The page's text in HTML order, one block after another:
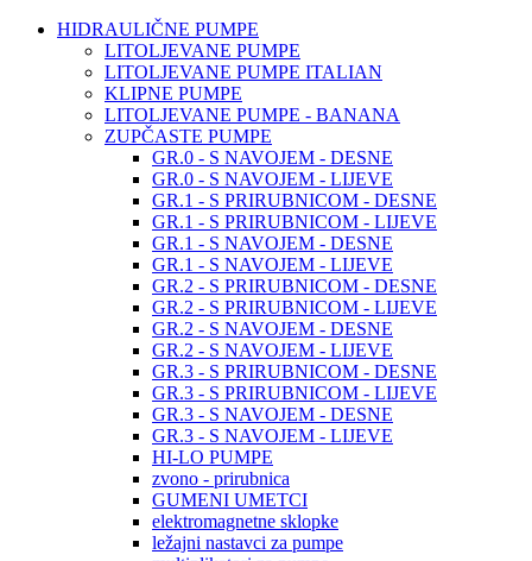
HIDRAULIČNE PUMPE
LITOLJEVANE PUMPE
LITOLJEVANE PUMPE ITALIAN
KLIPNE PUMPE
LITOLJEVANE PUMPE - BANANA
ZUPČASTE PUMPE
GR.0 - S NAVOJEM - DESNE
GR.0 - S NAVOJEM - LIJEVE
GR.1 - S PRIRUBNICOM - DESNE
GR.1 - S PRIRUBNICOM - LIJEVE
GR.1 - S NAVOJEM - DESNE
GR.1 - S NAVOJEM - LIJEVE
GR.2 - S PRIRUBNICOM - DESNE
GR.2 - S PRIRUBNICOM - LIJEVE
GR.2 - S NAVOJEM - DESNE
GR.2 - S NAVOJEM - LIJEVE
GR.3 - S PRIRUBNICOM - DESNE
GR.3 - S PRIRUBNICOM - LIJEVE
GR.3 - S NAVOJEM - DESNE
GR.3 - S NAVOJEM - LIJEVE
HI-LO PUMPE
zvono - prirubnica
GUMENI UMETCI
elektromagnetne sklopke
ležajni nastavci za pumpe